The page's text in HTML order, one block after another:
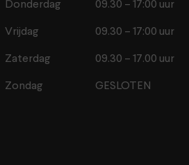
Donderdag 09.30 – 17:00 uur
Vrijdag 09.30 – 17:00 uur
Zaterdag 09.30 – 17.00 uur
Zondag GESLOTEN